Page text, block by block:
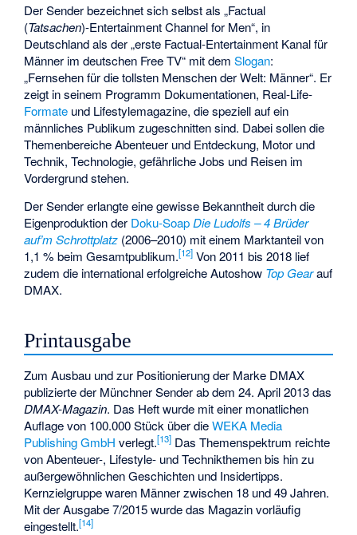
Der Sender bezeichnet sich selbst als „Factual
(Tatsachen)-Entertainment Channel for Men“, in
Deutschland als der „erste Factual-Entertainment Kanal für
Männer im deutschen Free TV“ mit demSlogan:
„Fernsehen für die tollsten Menschen der Welt: Männer“. Er
zeigt in seinem Programm Dokumentationen, Real-Life-
Formate und Lifestylemagazine, die speziell auf ein
männliches Publikum zugeschnitten sind. Dabei sollen die
Themenbereiche Abenteuer und Entdeckung, Motor und
Technik, Technologie, gefährliche Jobs und Reisen im
Vordergrund stehen.
Der Sender erlangte eine gewisse Bekanntheit durch die
Eigenproduktion der Doku-Soap Die Ludolfs – 4 Brüder
auf’m Schrottplatz (2006–2010) mit einem Marktanteil von
1,1 % beim Gesamtpublikum.[12] Von 2011 bis 2018 lief
zudem die international erfolgreiche Autoshow Top Gearauf
DMAX.
Printausgabe
Zum Ausbau und zur Positionierung der Marke DMAX
publizierte der Münchner Sender ab dem 24. April 2013 das
DMAX-Magazin. Das Heft wurde mit einer monatlichen
Auflage von 100.000 Stück über dieWEKA Media
Publishing GmbH verlegt.[13] Das Themenspektrum reichte
von Abenteuer-, Lifestyle- und Technikthemen bis hin zu
außergewöhnlichen Geschichten und Insidertipps.
Kernzielgruppe waren Männer zwischen 18 und 49 Jahren.
Mit der Ausgabe 7/2015 wurde das Magazin vorläufig
eingestellt.[14]